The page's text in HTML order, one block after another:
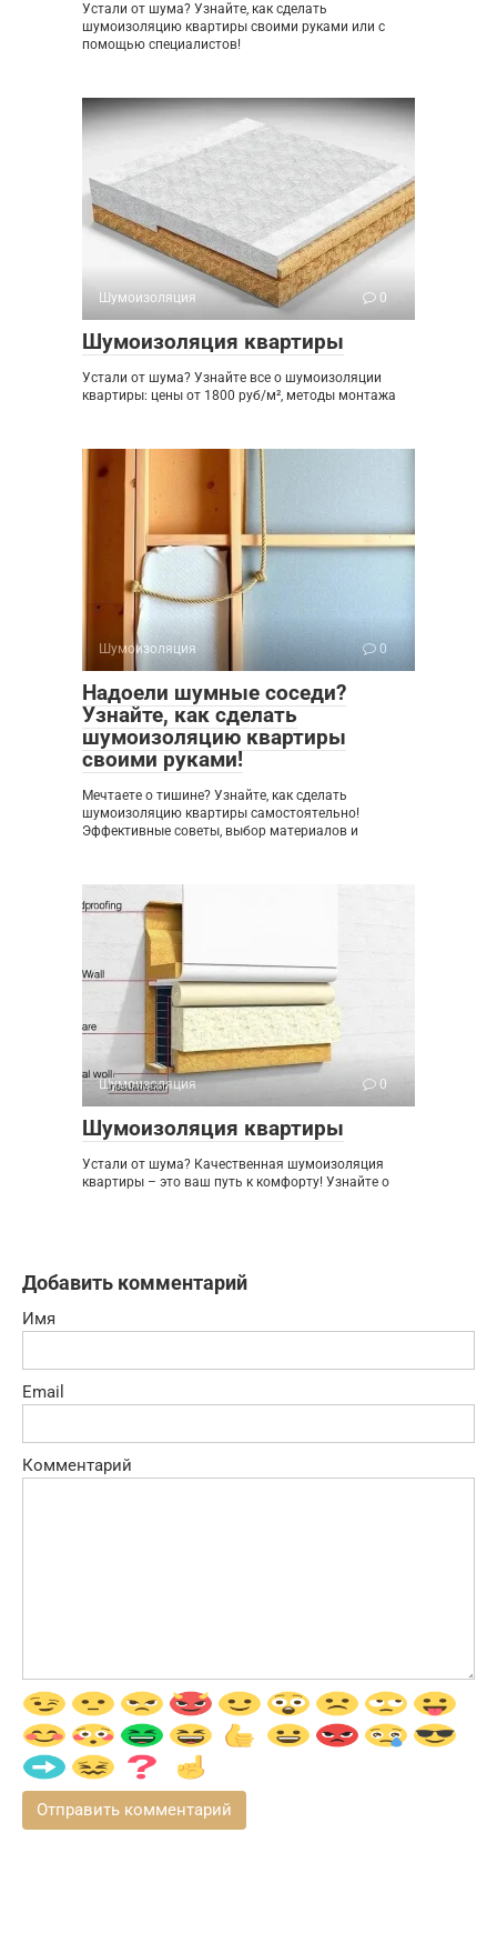
Устали от шума? Узнайте, как сделать
шумоизоляцию квартиры своими руками или с
помощью специалистов!
Шумоизоляция 0
Шумоизоляция квартиры
Устали от шума? Узнайте все о шумоизоляции
квартиры: цены от 1800 руб/м², методы монтажа
Шумоизоляция 0
Надоели шумные соседи?
Узнайте, как сделать
шумоизоляцию квартиры
своими руками!
Мечтаете о тишине? Узнайте, как сделать
шумоизоляцию квартиры самостоятельно!
Эффективные советы, выбор материалов и
Шумоизоляция 0
Шумоизоляция квартиры
Устали от шума? Качественная шумоизоляция
квартиры – это ваш путь к комфорту! Узнайте о
Добавить комментарий
Имя
Email
Комментарий